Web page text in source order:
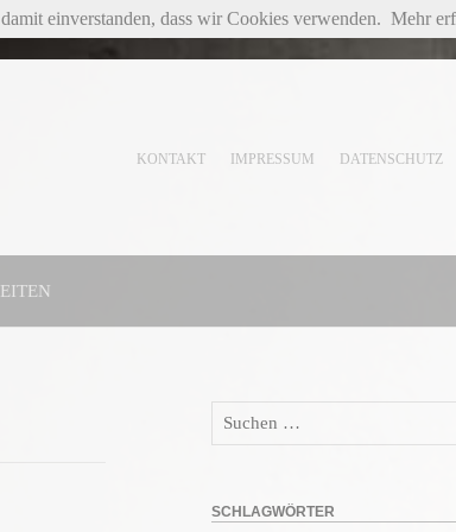
KONTAKT IMPRESSUM DATENSCHUTZ
Suchen
nach:
SCHLAGWÖRTER
einverstanden, dass wir Cookies verwenden. Mehr